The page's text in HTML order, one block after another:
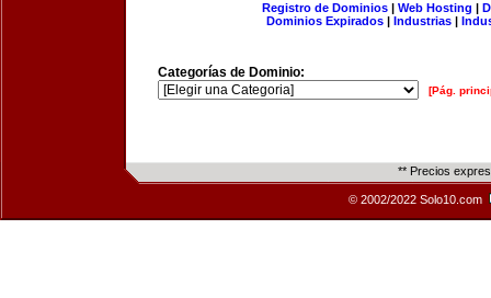
Registro de Dominios| Web Hosting |
Dominios Expirados | Industrias |
Categorías de Dominio:
[Pág.
** Precios
© 2002/2022 Solo10.com